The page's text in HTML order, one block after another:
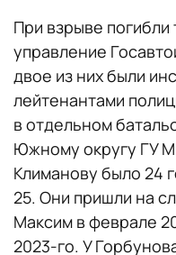
При взрыве
управление
двое из них были
лейтенантами
в отдельном
Южному округу ГУ
Климанову было 24
25. Они пришли на
Максим в феврале
2023-го. У